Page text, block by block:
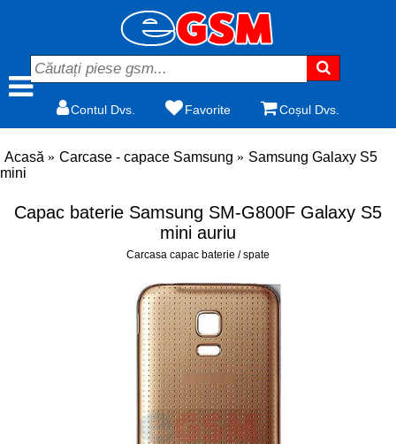
Contul Dvs. Favorite Coșul Dvs.
Acasă Carcase - capace Samsung
Samsung Galaxy S5
mini
Capac baterie Samsung SM-G800F Galaxy S5
mini auriu
Carcasa capac baterie / spate